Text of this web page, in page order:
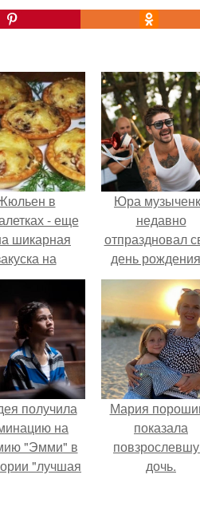
в
- еще
шикарная
на
стол.
Юра
недавно
отпраздновал
день
кругу самых
близких и
людей.
получила
на
"Эмми" в
"лучшая
Мария
показала
дочь.